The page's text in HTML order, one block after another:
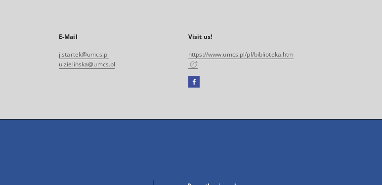
E-Mail
j.startek@umcs.pl
u.zielinska@umcs.pl
Visit us!
https://www.umcs.pl/pl/biblioteka.htm
Facebook
open